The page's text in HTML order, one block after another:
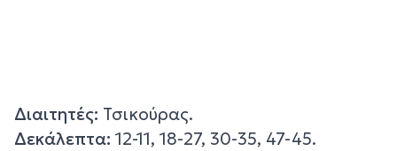
Διαιτητές: Τσικούρας.
Δεκάλεπτα: 12-11, 18-27, 30-35, 47-45.